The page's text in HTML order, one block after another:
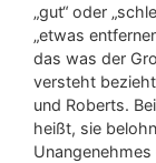
„gut“ oder
„etwas
das was der
versteht
und Roberts.
heißt, sie